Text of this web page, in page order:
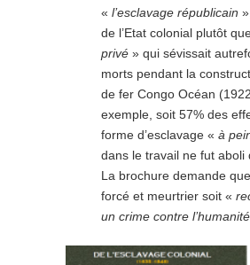
« l’esclavage républicain
de l’Etat colonial plutôt
privé » qui sévissait
morts pendant la
de fer Congo Océan
exemple, soit 57% des
forme d’esclavage « à
dans le travail ne fut aboli
La brochure demande
forcé et meurtrier soit «
un crime contre l’humanité